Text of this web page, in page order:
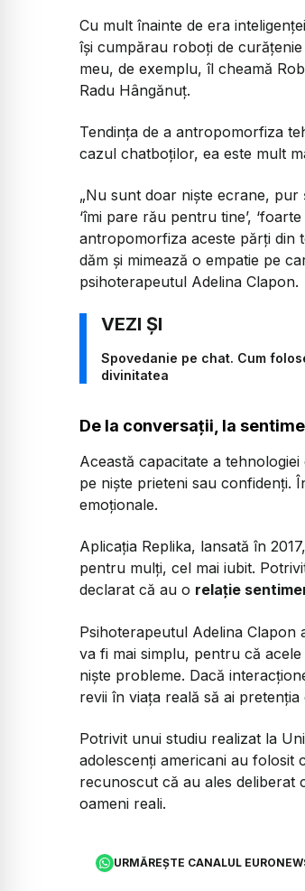
Cu mult înainte de era
își cumpărau roboți de
meu, de exemplu, îl cheamă
Radu Hângănuț.
Tendința de a antropomorfiza
cazul chatboților, ea este mult
„Nu sunt doar niște ecrane, pur
‘îmi pare rău pentru tine’,
antropomorfiza aceste părți din
dăm și mimează o empatie pe
psihoterapeutul Adelina Clapon.
Spovedanie pe chat. Cum
divinitatea
De la conversații, la
Această capacitate a
pe niște prieteni sau confidenți.
emoționale.
Aplicația Replika, lansată în
pentru mulți, cel mai iubit.
declarat că au o relație
Psihoterapeutul Adelina Clapon
va fi mai simplu, pentru că
niște probleme. Dacă
revii în viața reală să ai
Potrivit unui studiu realizat la
adolescenți americani au folosit
recunoscut că au ales deliberat
oameni reali.
URMĂREȘTE CANALUL